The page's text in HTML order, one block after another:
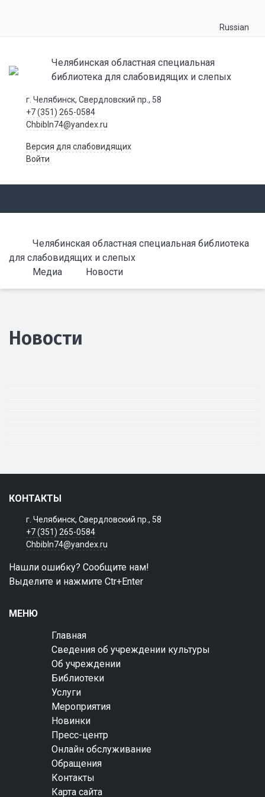
Russian
Челябинская областная специальная
библиотека для слабовидящих и слепых
г. Челябинск, Свердловский пр., 58
+7 (351) 265-0584
Chbibln74@yandex.ru
Версия для слабовидящих
Войти
Челябинская областная специальная библиотека
для слабовидящих и слепых
Медиа
Новости
Новости
КОНТАКТЫ
г. Челябинск, Свердловский пр., 58
+7 (351) 265-0584
Chbibln74@yandex.ru
Нашли ошибку? Сообщите нам!
Выделите и нажмите Ctr+Enter
МЕНЮ
Главная
Сведения об учреждении культуры
Об учреждении
Библиотеки
Услуги
Мероприятия
Новинки
Пресс-центр
Онлайн обслуживание
Обращения
Контакты
Карта сайта